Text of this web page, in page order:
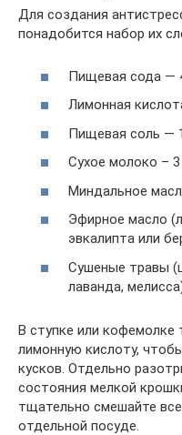
Для создания
понадобится набор их
Пищевая сода —
Лимонная
Пищевая соль —
Сухое молоко –
Миндальное
Эфирное масло
эвкалипта или
Сушеные травы
лаванда,
В ступке или кофемолке
лимонную кислоту,
кусков. Отдельно
состояния мелкой
тщательно смешайте
отдельной посуде.